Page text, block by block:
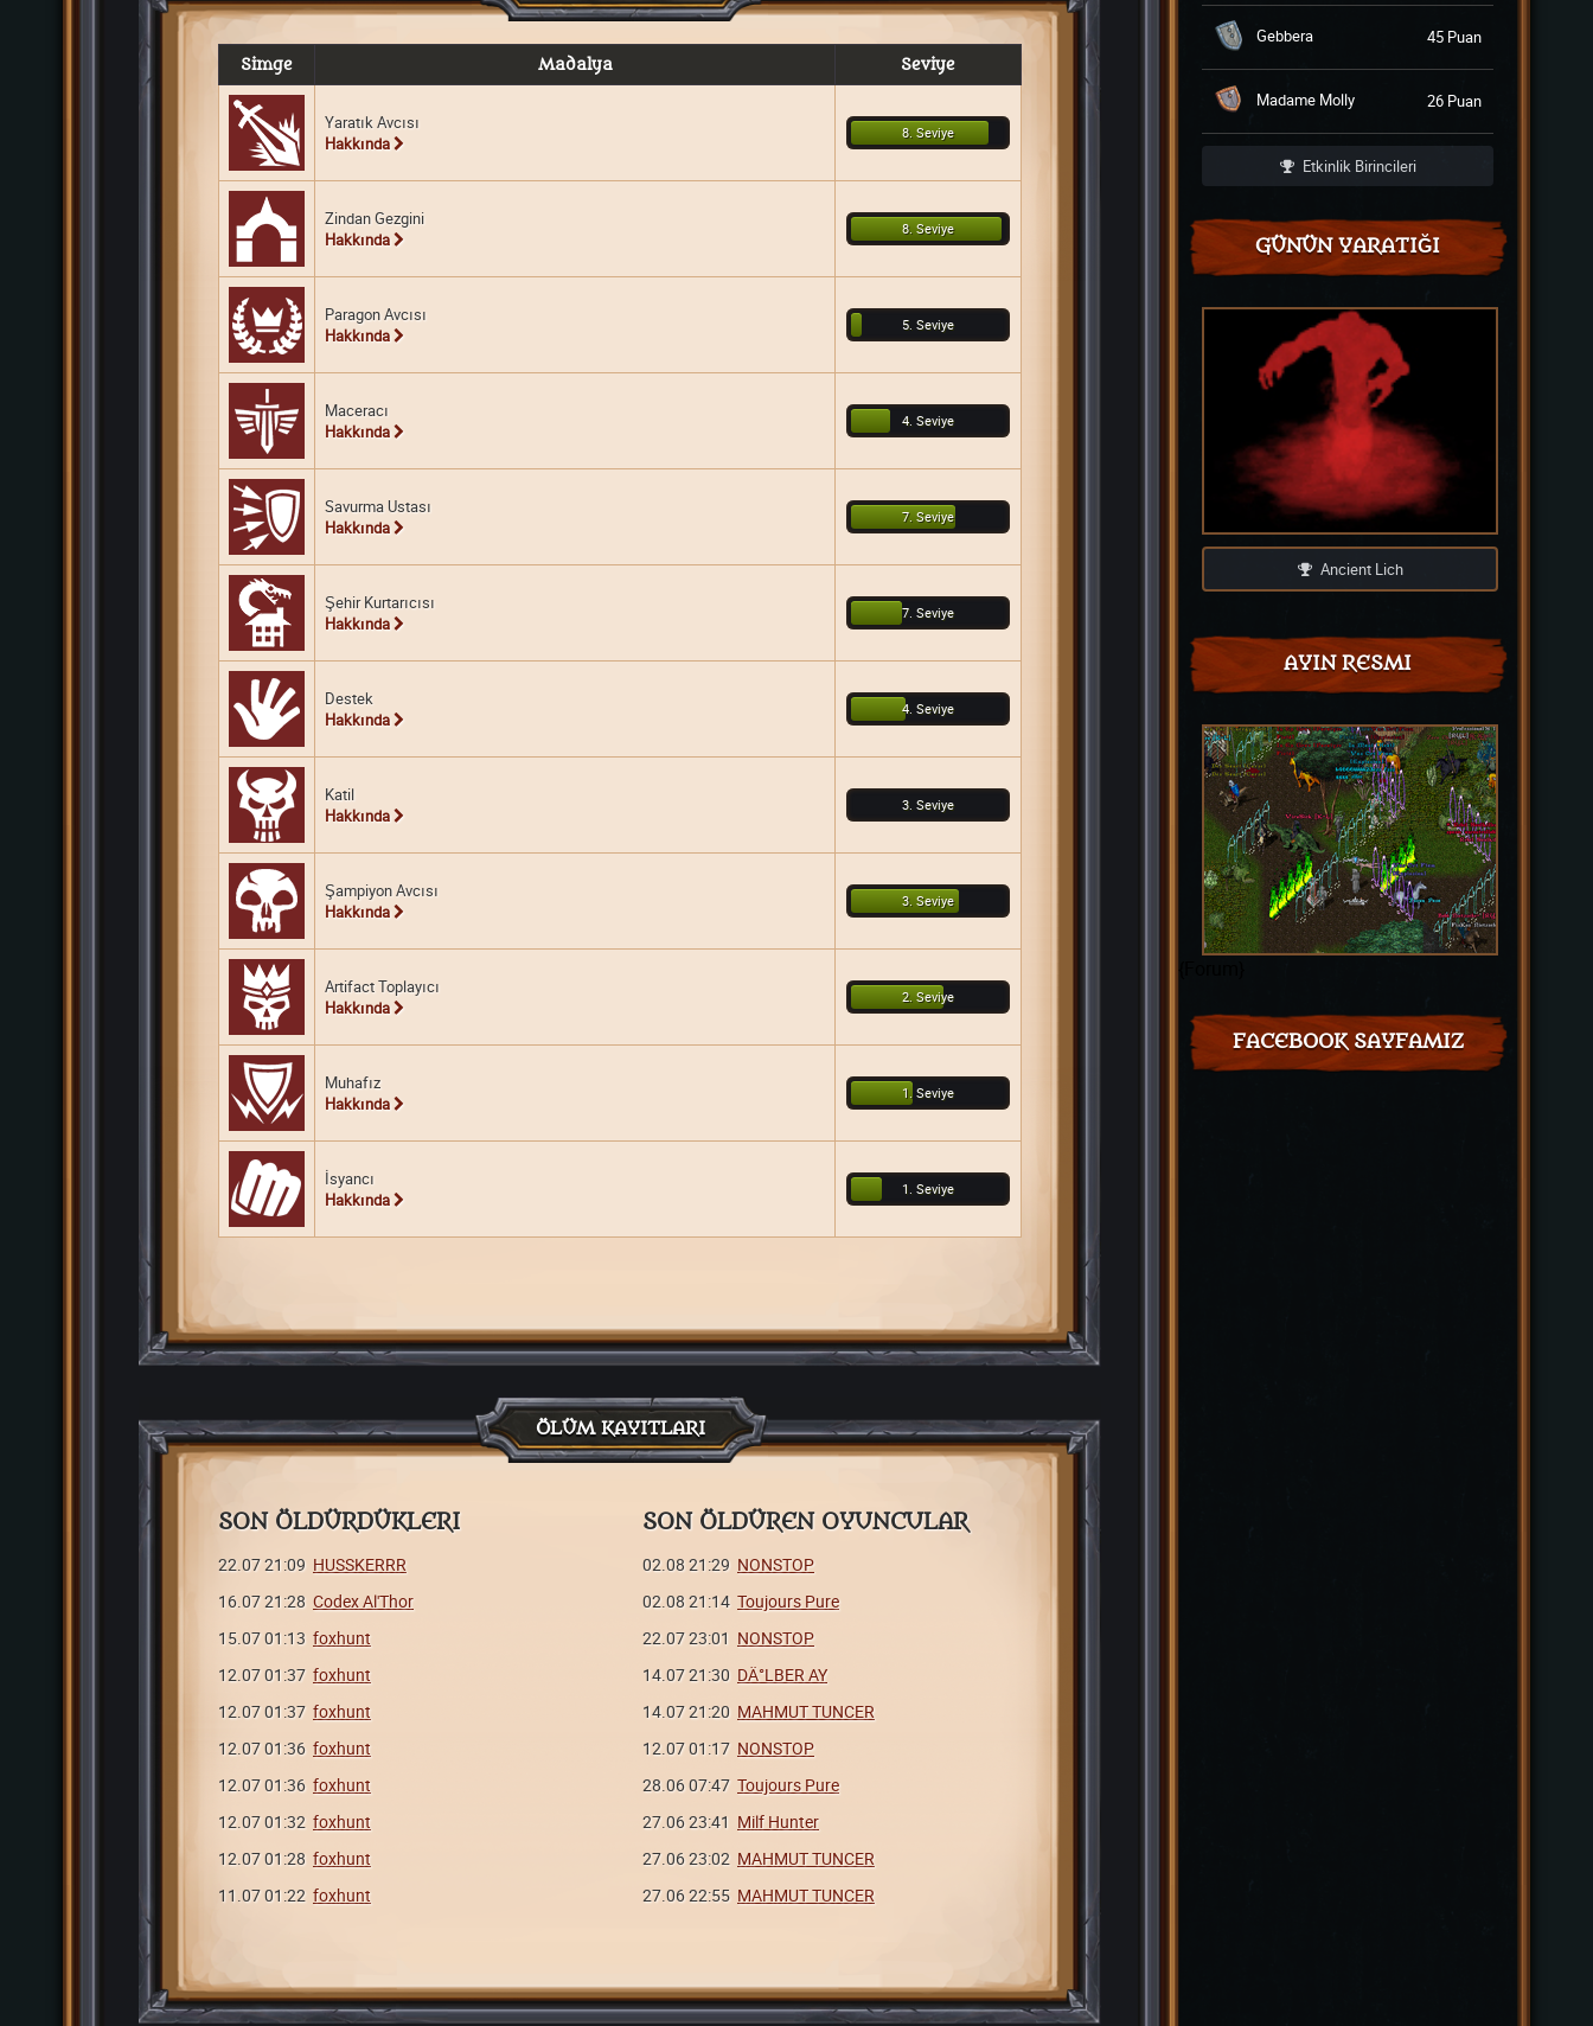
Simge Madalya Seviye
Yaratık Avcısı
Hakkında
8. Seviye
Zindan Gezgini
Hakkında
8. Seviye
Paragon Avcısı
Hakkında
5. Seviye
Maceracı
Hakkında
4. Seviye
Savurma Ustası
Hakkında
7. Seviye
Şehir Kurtarıcısı
Hakkında
7. Seviye
Destek
Hakkında
4. Seviye
Katil
Hakkında
3. Seviye
Şampiyon Avcısı
Hakkında
3. Seviye
Artifact Toplayıcı
Hakkında
2. Seviye
Muhafız
Hakkında
1. Seviye
İsyancı
Hakkında
1. Seviye
ÖLÜM KAYITLARI
SON ÖLDÜRDÜKLERI
22.07 21:09 HUSSKERRR
16.07 21:28 Codex Al'Thor
15.07 01:13 foxhunt
12.07 01:37 foxhunt
12.07 01:37 foxhunt
12.07 01:36 foxhunt
12.07 01:36 foxhunt
12.07 01:32 foxhunt
12.07 01:28 foxhunt
11.07 01:22 foxhunt
SON ÖLDÜREN OYUNCULAR
02.08 21:29 NONSTOP
02.08 21:14 Toujours Pure
22.07 23:01 NONSTOP
14.07 21:30 DÄ°LBER AY
14.07 21:20 MAHMUT TUNCER
12.07 01:17 NONSTOP
28.06 07:47 Toujours Pure
27.06 23:41 Milf Hunter
27.06 23:02 MAHMUT TUNCER
27.06 22:55 MAHMUT TUNCER
Gebbera 45 Puan
Madame Molly 26 Puan
Etkinlik Birincileri
GÜNÜN YARATIĞI
Ancient Lich
AYIN RESMI
FACEBOOK SAYFAMIZ